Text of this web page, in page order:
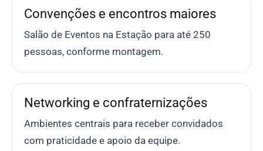
Convenções e encontros maiores
Salão de Eventos na Estação para até 250
pessoas, conforme montagem.
Networking e confraternizações
Ambientes centrais para receber convidados
com praticidade e apoio da equipe.